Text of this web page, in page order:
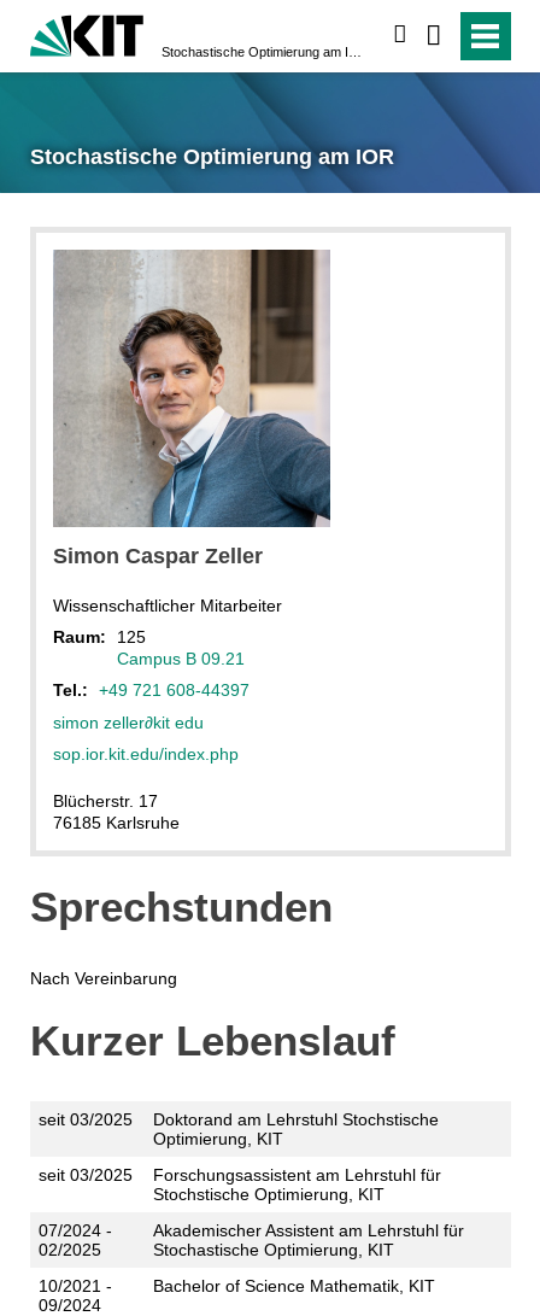
Stochastische Optimierung am IOR
Simon Caspar Zeller
Wissenschaftlicher Mitarbeiter
Raum:
125
Campus B 09.21
Tel.:
+49 721 608-44397
simon zeller∂kit edu
sop.ior.kit.edu/index.php
Blücherstr. 17
76185 Karlsruhe
Sprechstunden
Nach Vereinbarung
Kurzer Lebenslauf
seit 03/2025
Doktorand am Lehrstuhl Stochstische
Optimierung, KIT
seit 03/2025
Forschungsassistent am Lehrstuhl für
Stochstische Optimierung, KIT
07/2024 -
02/2025
Akademischer Assistent am Lehrstuhl für
Stochastische Optimierung, KIT
10/2021 -
09/2024
Bachelor of Science Mathematik, KIT